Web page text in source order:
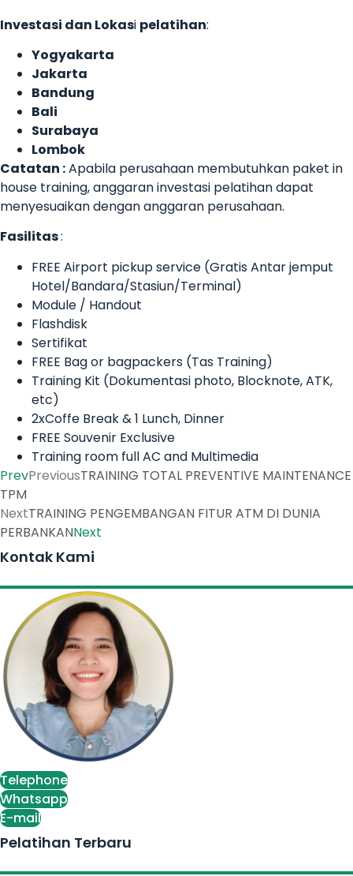
Investasi dan Lokasi pelatihan:
Yogyakarta
Jakarta
Bandung
Bali
Surabaya
Lombok
Catatan :Apabila perusahaan membutuhkan paket in
house training, anggaran investasi pelatihan dapat
menyesuaikan dengan anggaran perusahaan.
Fasilitas:
FREE Airport pickup service (Gratis Antar jemput
Hotel/Bandara/Stasiun/Terminal)
Module / Handout
Flashdisk
Sertifikat
FREE Bag or bagpackers (Tas Training)
Training Kit (Dokumentasi photo, Blocknote, ATK,
etc)
2xCoffe Break & 1 Lunch, Dinner
FREE Souvenir Exclusive
Training room full AC and Multimedia
PrevPreviousTRAINING TOTAL PREVENTIVE MAINTENANCE
TPM
NextTRAINING PENGEMBANGAN FITUR ATM DI DUNIA
PERBANKANNext
Kontak Kami
Telephone
Whatsapp
E-mail
Pelatihan Terbaru